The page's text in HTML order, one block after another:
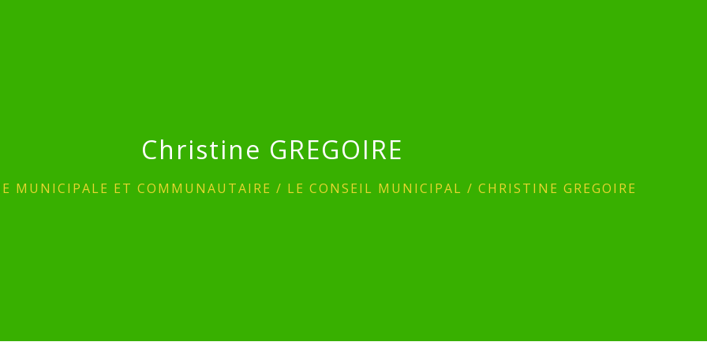
Christine GREGOIRE
MUNICIPALE ET COMMUNAUTAIRE / LE CONSEIL MUNICIPAL / CHRISTINE GREGOIRE